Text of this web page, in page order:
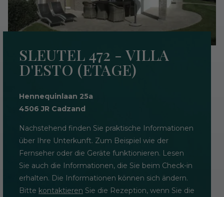
SLEUTEL 472 - VILLA
D'ESTO (ETAGE)
Hennequinlaan 25a
4506 JR Cadzand
Nachstehend finden Sie praktische Informationen
über Ihre Unterkunft. Zum Beispiel wie der
Fernseher oder die Geräte funktionieren. Lesen
Sie auch die Informationen, die Sie beim Check-in
erhalten. Die Informationen können sich ändern.
Bitte kontaktieren Sie die Rezeption, wenn Sie die